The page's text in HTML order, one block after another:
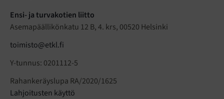
Ensi- ja turvakotien liitto
Asemapäällikönkatu 12 B, 4. krs, 00520 Helsinki
toimisto@etkl.fi
Y-tunnus: 0201112-5
Rahankeräyslupa RA/2020/1625
Lahjoitusten käyttö